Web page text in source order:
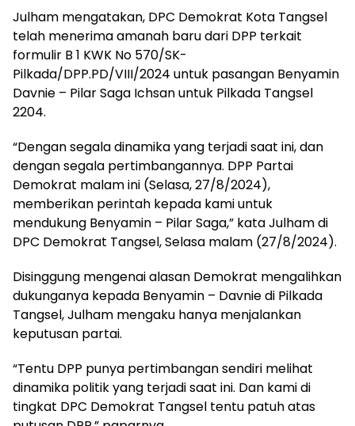
Julham mengatakan, DPC Demokrat Kota Tangsel
telah menerima amanah baru dari DPP terkait
formulir B 1 KWK No 570/SK-
Pilkada/DPP.PD/VIII/2024 untuk pasangan Benyamin
Davnie – Pilar Saga Ichsan untuk Pilkada Tangsel
2204.
“Dengan segala dinamika yang terjadi saat ini, dan
dengan segala pertimbangannya. DPP Partai
Demokrat malam ini (Selasa, 27/8/2024),
memberikan perintah kepada kami untuk
mendukung Benyamin – Pilar Saga,” kata Julham di
DPC Demokrat Tangsel, Selasa malam (27/8/2024).
Disinggung mengenai alasan Demokrat mengalihkan
dukunganya kepada Benyamin – Davnie di Pilkada
Tangsel, Julham mengaku hanya menjalankan
keputusan partai.
“Tentu DPP punya pertimbangan sendiri melihat
dinamika politik yang terjadi saat ini. Dan kami di
tingkat DPC Demokrat Tangsel tentu patuh atas